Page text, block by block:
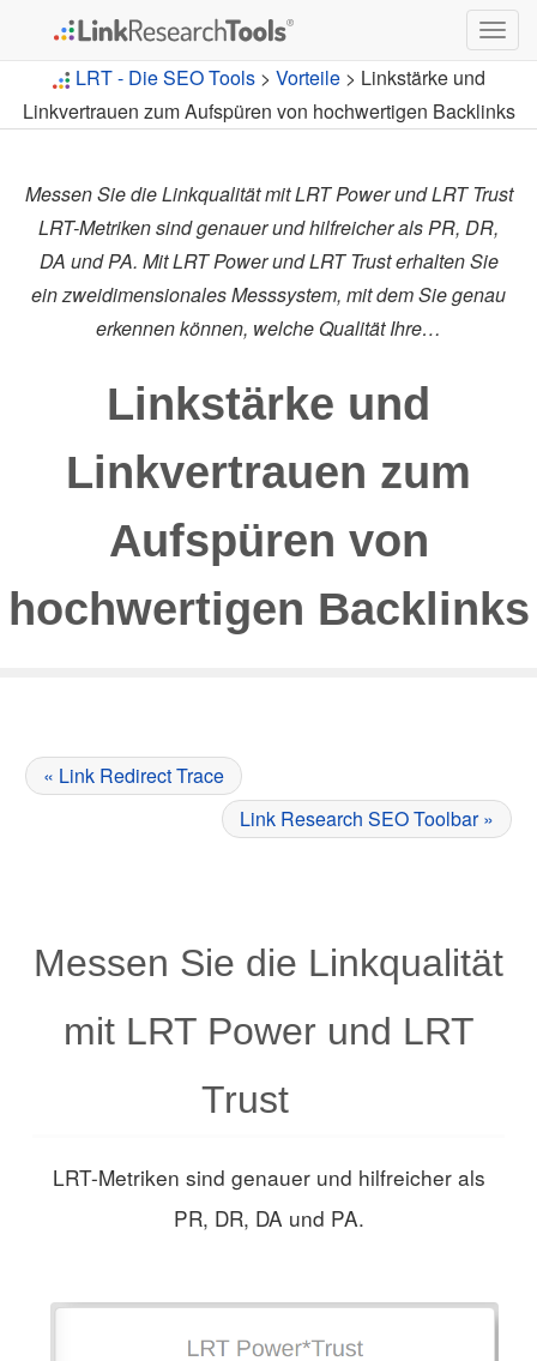
LRT - Die SEO Tools > Vorteile > Linkstärke und
Linkvertrauen zum Aufspüren von hochwertigen Backlinks
Messen Sie die Linkqualität mit LRT Power und LRT Trust
LRT-Metriken sind genauer und hilfreicher als PR, DR,
DA und PA. Mit LRT Power und LRT Trust erhalten Sie
ein zweidimensionales Messsystem, mit dem Sie genau
erkennen können, welche Qualität Ihre…
Linkstärke und
Linkvertrauen zum
Aufspüren von
hochwertigen Backlinks
« Link Redirect Trace
Link Research SEO Toolbar »
Messen Sie die Linkqualität
mit LRT Power und LRT
Trust
LRT-Metriken sind genauer und hilfreicher als
PR, DR, DA und PA.